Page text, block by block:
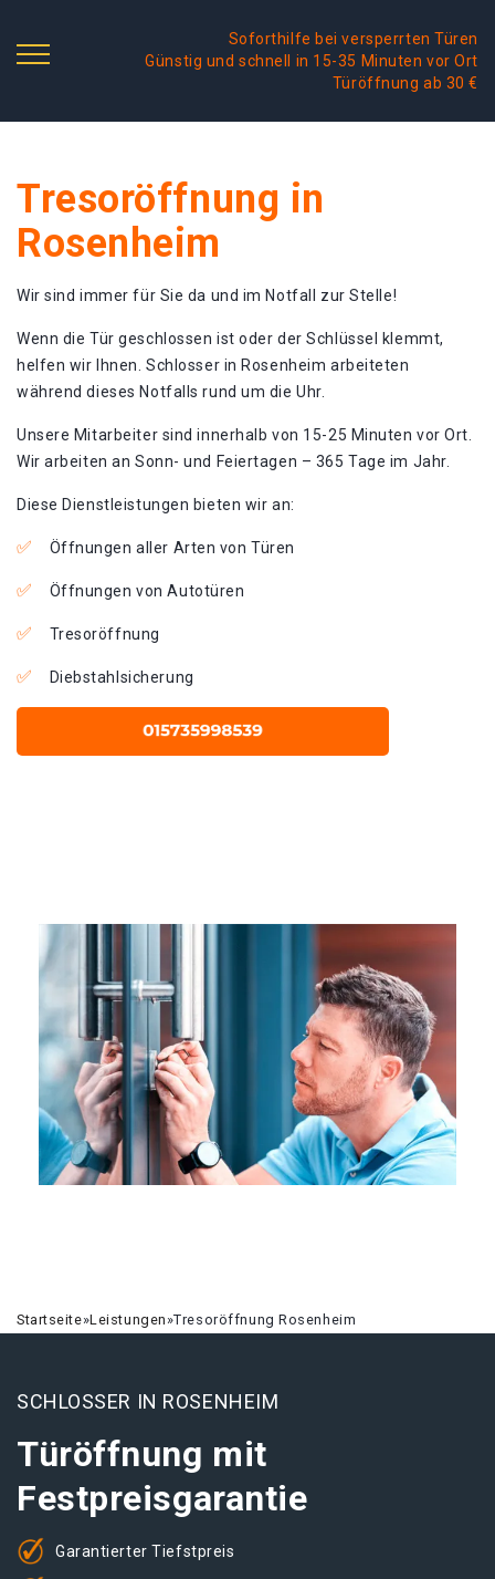
Soforthilfe bei versperrten Türen
Günstig und schnell in 15-35 Minuten vor Ort
Türöffnung ab 30 €
Tresoröffnung in
Rosenheim
Wir sind immer für Sie da und im Notfall zur Stelle!
Wenn die Tür geschlossen ist oder der Schlüssel klemmt,
helfen wir Ihnen. Schlosser in Rosenheim arbeiteten
während dieses Notfalls rund um die Uhr.
Unsere Mitarbeiter sind innerhalb von 15-25 Minuten vor Ort.
Wir arbeiten an Sonn- und Feiertagen – 365 Tage im Jahr.
Diese Dienstleistungen bieten wir an:
Öffnungen aller Arten von Türen
Öffnungen von Autotüren
Tresoröffnung
Diebstahlsicherung
Startseite»Leistungen»Tresoröffnung Rosenheim
SCHLOSSER IN ROSENHEIM
Türöffnung mit
Festpreisgarantie
Garantierter Tiefstpreis